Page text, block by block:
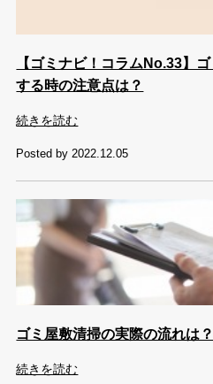
【ゴミナビ！コラムNo.33】
する時の注意点は？
続きを読む
Posted by 2022.12.05
ゴミ屋敷清掃の実際の流れは？
続きを読む